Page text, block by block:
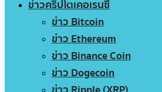
ข่าวคริปโตเคอเรนซี่
ข่าว Bitcoin
ข่าว Ethereum
ข่าว Binance Coin
ข่าว Dogecoin